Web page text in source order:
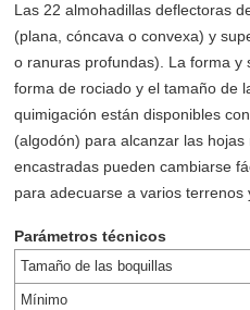
Las 22 almohadillas deflectoras
(plana, cóncava o convexa) y
o ranuras profundas). La forma y
forma de rociado y el tamaño de
quimigación están disponibles
(algodón) para alcanzar las
encastradas pueden cambiarse
para adecuarse a varios
Parámetros técnicos
Tamaño de las boquillas
Mínimo